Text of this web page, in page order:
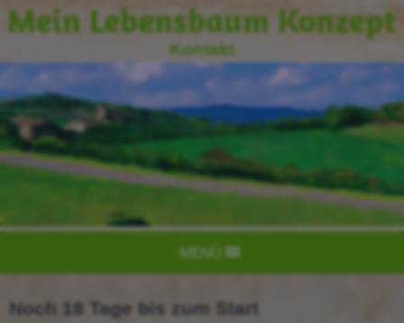
Mein Lebensbaum Konzept
Kontakt
MENÜ
Noch 18 Tage bis zum Start